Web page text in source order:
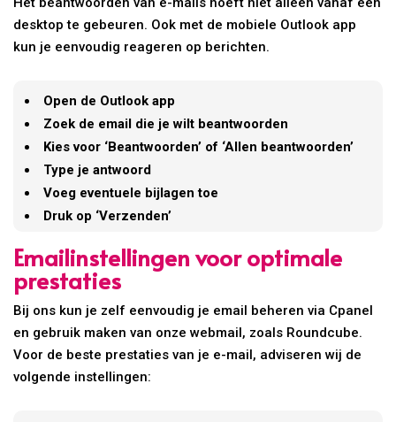
desktop te gebeuren. Ook met de mobiele Outlook app
kun je eenvoudig reageren op berichten.
Open de Outlook app
Zoek de email die je wilt beantwoorden
Kies voor ‘Beantwoorden’ of ‘Allen beantwoorden’
Type je antwoord
Voeg eventuele bijlagen toe
Druk op ‘Verzenden’
Emailinstellingen voor optimale
prestaties
Bij ons kun je zelf eenvoudig je email beheren via Cpanel
en gebruik maken van onze webmail, zoals Roundcube.
Voor de beste prestaties van je e-mail, adviseren wij de
volgende instellingen: